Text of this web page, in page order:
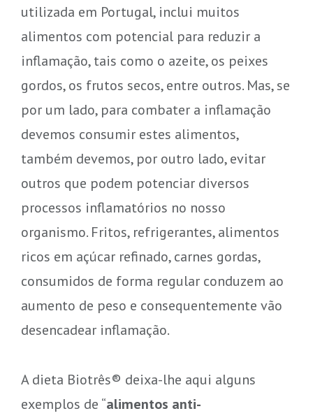
utilizada em Portugal, inclui muitos
alimentos com potencial para reduzir a
inflamação, tais como o azeite, os peixes
gordos, os frutos secos, entre outros. Mas, se
por um lado, para combater a inflamação
devemos consumir estes alimentos,
também devemos, por outro lado, evitar
outros que podem potenciar diversos
processos inflamatórios no nosso
organismo. Fritos, refrigerantes, alimentos
ricos em açúcar refinado, carnes gordas,
consumidos de forma regular conduzem ao
aumento de peso e consequentemente vão
desencadear inflamação.
A dieta Biotrês® deixa-lhe aqui alguns
exemplos de “alimentos anti-